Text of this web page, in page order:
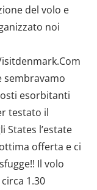
del volo e
noi
sembravamo
esorbitanti
testato il
States l’estate
offerta e ci
Il volo
1.30